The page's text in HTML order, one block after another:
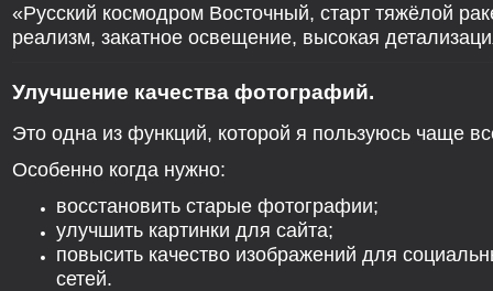
«Русский космодром Восточный, старт тяжёлой
реализм, закатное освещение, высокая
Улучшение качества фотографий.
Это одна из функций, которой я пользуюсь чаще
Особенно когда нужно:
восстановить старые фотографии;
улучшить картинки для сайта;
повысить качество изображений для
сетей.